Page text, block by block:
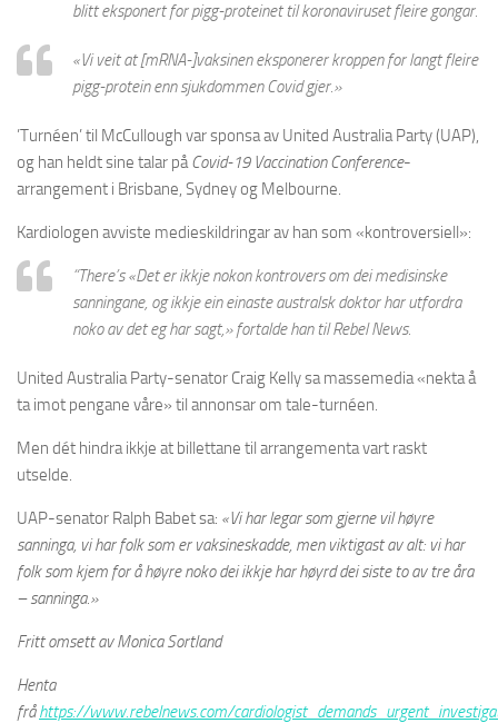
blitt eksponert for pigg-proteinet til koronaviruset fleire gongar.
«Vi veit at [mRNA-]vaksinen eksponerer kroppen for langt fleire
pigg-protein enn sjukdommen Covid gjer.»
’Turnéen’ til McCullough var sponsa av United Australia Party (UAP),
og han heldt sine talar påCovid-19 Vaccination Conference-
arrangement i Brisbane, Sydney og Melbourne.
Kardiologen avviste medieskildringar av han som «kontroversiell»:
“There’s «Det er ikkje nokon kontrovers om dei medisinske
sanningane, og ikkje ein einaste australsk doktor har utfordra
noko av det eg har sagt,» fortalde han til Rebel News.
United Australia Party-senator Craig Kelly sa massemedia «nekta å
ta imot pengane våre» til annonsar om tale-turnéen.
Men dét hindra ikkje at billettane til arrangementa vart raskt
utselde.
UAP-senator Ralph Babet sa: «Vi har legar som gjerne vil høyre
sanninga, vi har folk som er vaksineskadde, men viktigast av alt: vi har
folk som kjem for å høyre noko dei ikkje har høyrd dei siste to av tre åra
– sanninga.»
Fritt omsett av Monica Sortland
Henta
fråhttps://www.rebelnews.com/